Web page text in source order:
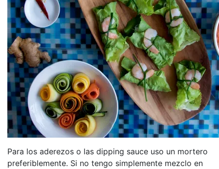
Para los aderezos o las dipping sauce uso un mortero
preferiblemente. Si no tengo simplemente mezclo en